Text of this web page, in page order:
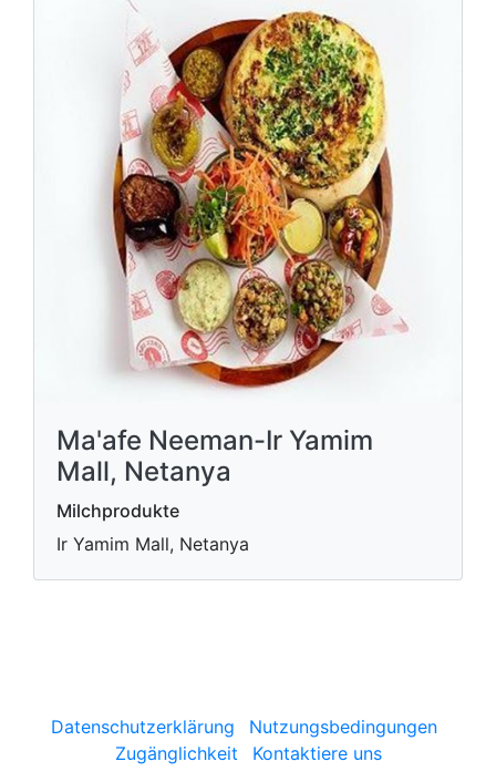
Ma'afe Neeman-Ir Yamim
Mall, Netanya
Milchprodukte
Ir Yamim Mall, Netanya
Datenschutzerklärung
Nutzungsbedingungen
Zugänglichkeit
Kontaktiere uns